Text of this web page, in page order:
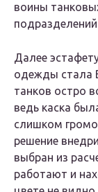
воины
Далее
одежды стала
танков остро
ведь каска
слишком
решение
выбран из
работают и